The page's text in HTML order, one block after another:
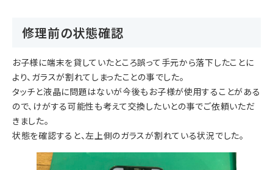
修理前の状態確認
お子様に端末を貸していたところ誤って手元から落下したことに
より、ガラスが割れてしまったことの事でした。
タッチと液晶に問題はないが今後もお子様が使用することがある
ので、けがする可能性も考えて交換したいとの事でご依頼いただ
きました。
状態を確認すると、左上側のガラスが割れている状況でした。